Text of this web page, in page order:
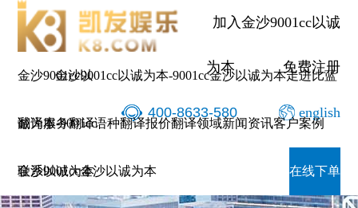
加入金沙9001cc以诚
为本 免费注册
400-8633-580 english
金沙9001cc以
诚为本-9001cc
金沙以诚为本
金沙9001cc以诚为本-9001cc金沙以诚为本走进比蓝
翻译服务翻译语种翻译报价翻译领域新闻资讯客户案例
联系9001cc金沙以诚为本 在线下单